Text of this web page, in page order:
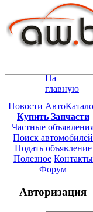
На
главную
Новости
Купить Запчасти
Частные
Поиск автомобилей
Подать объявление
Полезное Контакты
Форум
Авторизация